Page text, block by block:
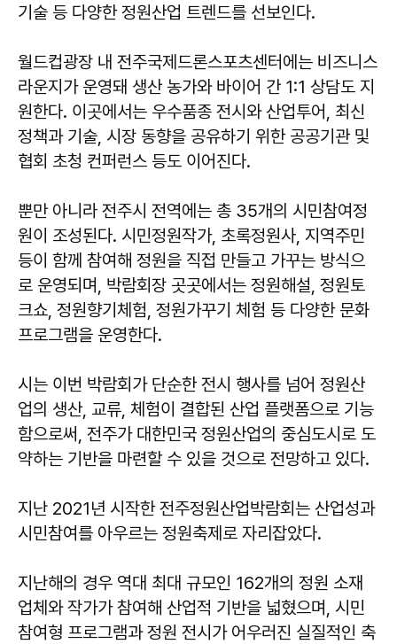
기술 등 다양한 정원산업 트렌드를 선보인다.
월드컵광장 내 전주국제드론스포츠센터에는 비즈니스
라운지가 운영돼 생산 농가와 바이어 간 1:1 상담도 지
원한다. 이곳에서는 우수품종 전시와 산업투어, 최신
정책과 기술, 시장 동향을 공유하기 위한 공공기관 및
협회 초청 컨퍼런스 등도 이어진다.
뿐만 아니라 전주시 전역에는 총 35개의 시민참여정
원이 조성된다. 시민정원작가, 초록정원사, 지역주민
등이 함께 참여해 정원을 직접 만들고 가꾸는 방식으
로 운영되며, 박람회장 곳곳에서는 정원해설, 정원토
크쇼, 정원향기체험, 정원가꾸기 체험 등 다양한 문화
프로그램을 운영한다.
시는 이번 박람회가 단순한 전시 행사를 넘어 정원산
업의 생산, 교류, 체험이 결합된 산업 플랫폼으로 기능
함으로써, 전주가 대한민국 정원산업의 중심도시로 도
약하는 기반을 마련할 수 있을 것으로 전망하고 있다.
지난 2021년 시작한 전주정원산업박람회는 산업성과
시민참여를 아우르는 정원축제로 자리잡았다.
지난해의 경우 역대 최대 규모인 162개의 정원 소재
업체와 작가가 참여해 산업적 기반을 넓혔으며, 시민
참여형 프로그램과 정원 전시가 어우러진 실질적인 축